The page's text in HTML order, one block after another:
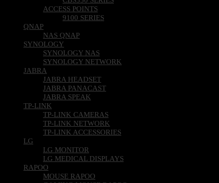
ACCESS POINTS
9100 SERIES
QNAP
NAS QNAP
SYNOLOGY
SYNOLOGY NAS
SYNOLOGY NETWORK
JABRA
JABRA HEADSET
JABRA PANACAST
JABRA SPEAK
TP-LINK
TP-LINK CAMERAS
TP-LINK NETWORK
TP-LINK ACCESSORIES
LG
LG MONITOR
LG MEDICAL DISPLAYS
RAPOO
MOUSE RAPOO